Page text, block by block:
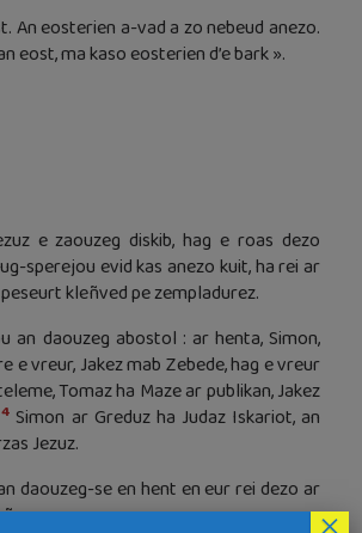
An eosterien a-vad a zo nebeud anezo.
eost, ma kaso eosterien d’e bark ».
e zaouzeg diskib, hag e roas dezo
sperejou evid kas anezo kuit, ha rei ar
kleñved pe zempladurez.
an daouzeg abostol : ar henta, Simon,
e vreur, Jakez mab Zebede, hag e vreur
Tomaz ha Maze ar publikan, Jakez
4 Simon ar Greduz ha Judaz Iskariot, an
Jezuz.
daouzeg-se en hent en eur rei dezo ar
: